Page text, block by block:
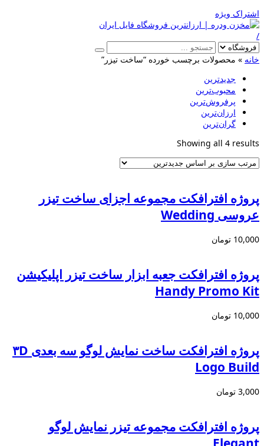
اشتراک ویژه
/
خانه » محصولات برچسب خورده “ساخت تیزر”
جدیدترین
محبوب‌ترین
پرفروش‌ترین
ارزان‌ترین
گران‌ترین
Showing all 4 results
Sorted
latest
پروژه افترافکت مجموعه اجزای ساخت تیزر
عروسی Wedding
10,000 تومان
پروژه افترافکت جعبه ابزار ساخت تیزر اپلیکیشن
Handy Promo Kit
10,000 تومان
پروژه افترافکت ساخت نمایش لوگو سه بعدی ۳D
Logo Build
3,000 تومان
پروژه افترافکت مجموعه تیزر نمایش لوگو